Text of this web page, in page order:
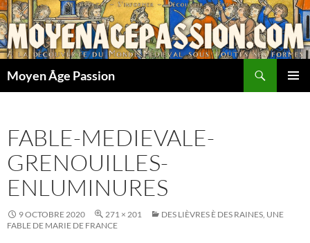
Aller
au
contenu
Moyen Âge Passion
FABLE-MEDIEVALE-
GRENOUILLES-
ENLUMINURES
9 OCTOBRE 2020 271 × 201
DES LIÈVRES È DES RAINES, UNE
FABLE DE MARIE DE FRANCE